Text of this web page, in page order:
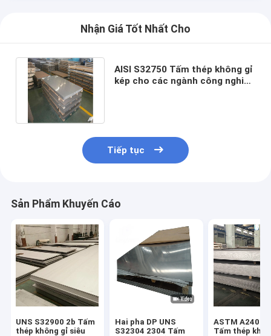
Nhận Giá Tốt Nhất Cho
AISI S32750 Tấm thép không gỉ
kép cho các ngành công nghiệp
Tiếp tục
Sản Phẩm Khuyến Cáo
UNS S32900 2b Tấm
thép không gỉ siêu
Hai pha DP UNS
S32304 2304 Tấm
ASTM A240 /
Tấm thép